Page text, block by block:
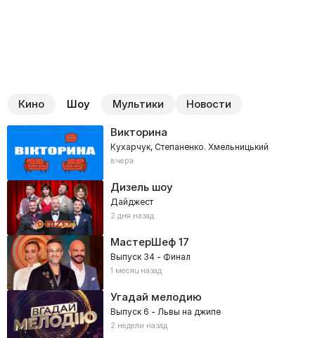
Кино Шоу Мультики Новости
Викторина
Кухарчук, Степаненко. Хмельницький
вчера
Дизель шоу
Дайджест
2 дня назад
МастерШеф17
Выпуск 34 - Финал
1 месяц назад
Угадай мелодию
Выпуск 6 - Львы на джипе
2 недели назад